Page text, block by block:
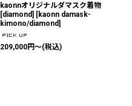
kaonnオリジナルダマスク着物
[diamond] [kaonn damask-
kimono/diamond]
209,000円～(税込)